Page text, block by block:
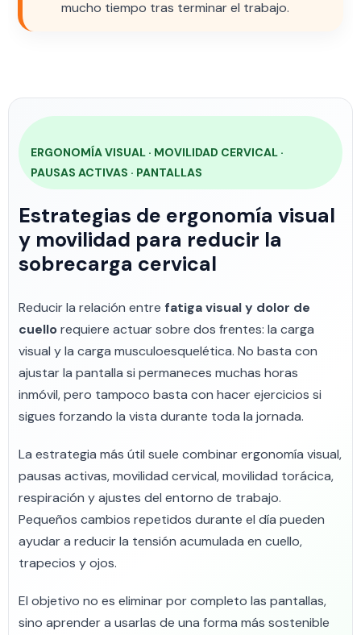
mucho tiempo tras terminar el trabajo.
ERGONOMÍA VISUAL · MOVILIDAD CERVICAL ·
PAUSAS ACTIVAS · PANTALLAS
Estrategias de ergonomía visual
y movilidad para reducir la
sobrecarga cervical
Reducir la relación entre fatiga visual y dolor de
cuellorequiere actuar sobre dos frentes: la carga
visual y la carga musculoesquelética. No basta con
ajustar la pantalla si permaneces muchas horas
inmóvil, pero tampoco basta con hacer ejercicios si
sigues forzando la vista durante toda la jornada.
La estrategia más útil suele combinar ergonomía visual,
pausas activas, movilidad cervical, movilidad torácica,
respiración y ajustes del entorno de trabajo.
Pequeños cambios repetidos durante el día pueden
ayudar a reducir la tensión acumulada en cuello,
trapecios y ojos.
El objetivo no es eliminar por completo las pantallas,
sino aprender a usarlas de una forma más sostenible